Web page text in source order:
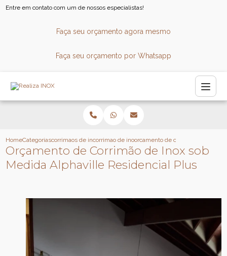
Entre em contato com um de nossos especialistas!
Faça seu orçamento agora mesmo
Faça seu orçamento por Whatsapp
HomeCategoriascorrimaos de inoxcorrimao de inox para escada caracol
orcamento de corrimao de inox
Orçamento de Corrimão de Inox sob
Medida Alphaville Residencial Plus